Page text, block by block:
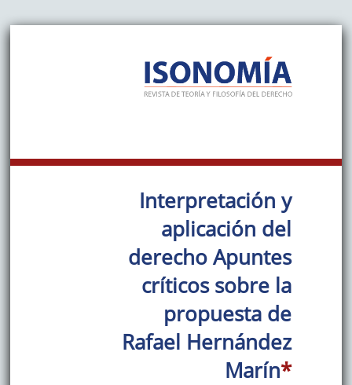
Interpretación y
aplicación del
derecho Apuntes
críticos sobre la
propuesta de
Rafael Hernández
Marín*